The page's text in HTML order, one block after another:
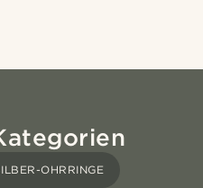
OHRRINGE